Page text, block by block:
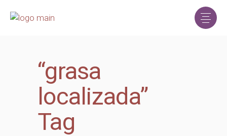
“grasa
localizada”
Tag